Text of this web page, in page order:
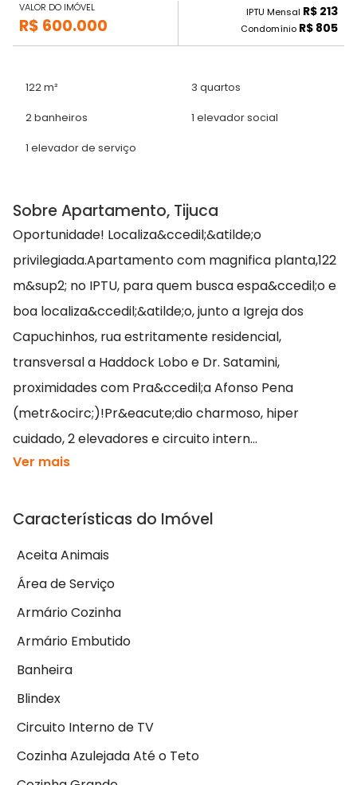
VALOR DO IMÓVEL
R$ 600.000
IPTU Mensal R$ 213
Condomínio R$ 805
122 m² 3 quartos
2 banheiros 1 elevador social
1 elevador de serviço
Sobre Apartamento, Tijuca
Oportunidade! Localiza&ccedil;&atilde;o
privilegiada.Apartamento com magnifica planta,122
m&sup2; no IPTU, para quem busca espa&ccedil;o e
boa localiza&ccedil;&atilde;o, junto a Igreja dos
Capuchinhos, rua estritamente residencial,
transversal a Haddock Lobo e Dr. Satamini,
proximidades com Pra&ccedil;a Afonso Pena
(metr&ocirc;)!Pr&eacute;dio charmoso, hiper
cuidado, 2 elevadores e circuito intern...
Ver mais
Características do Imóvel
Aceita Animais
Área de Serviço
Armário Cozinha
Armário Embutido
Banheira
Blindex
Circuito Interno de TV
Cozinha Azulejada Até o Teto